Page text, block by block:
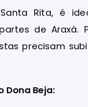
Rita, é
de Araxá.
precisam
Dona Beja: